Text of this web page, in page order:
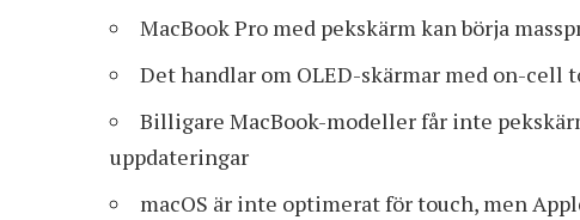
MacBook Pro med pekskärm kan börja
Det handlar om OLED-skärmar med on-cell
Billigare MacBook-modeller får inte
uppdateringar
macOS är inte optimerat för touch, men